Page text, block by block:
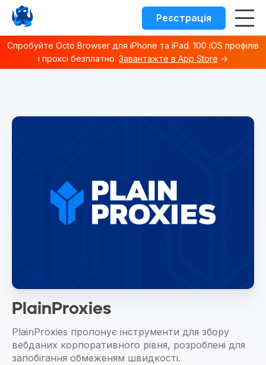
Спробуйте Octo Browser для iPhone та iPad. 100 iOS профілів
і проксі безплатно. Завантажте в App Store →
Реєстрація
PlainProxies
PlainProxies пропонує інструменти для збору
вебданих корпоративного рівня, розроблені для
запобігання обмеженям швидкості.